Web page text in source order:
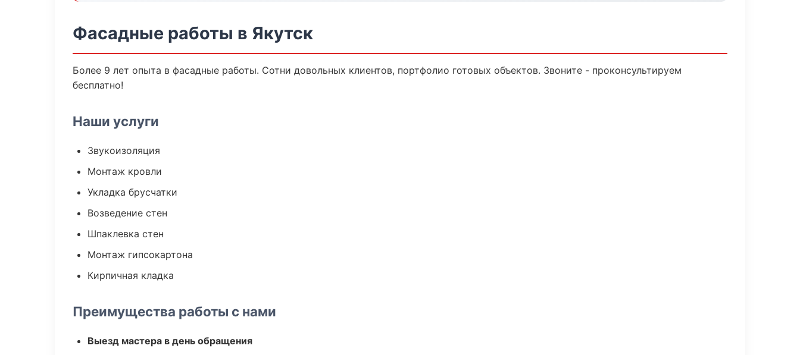
Фасадные работы в Якутск
Более 9 лет опыта в фасадные работы. Сотни довольных клиентов, портфолио готовых объектов. Звоните - проконсультируем
бесплатно!
Наши услуги
Звукоизоляция
Монтаж кровли
Укладка брусчатки
Возведение стен
Шпаклевка стен
Монтаж гипсокартона
Кирпичная кладка
Преимущества работы с нами
Выезд мастера в день обращения